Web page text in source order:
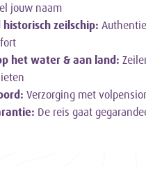
jouw naam
zeilschip:
het water & aan land:
Verzorging met
De reis gaat